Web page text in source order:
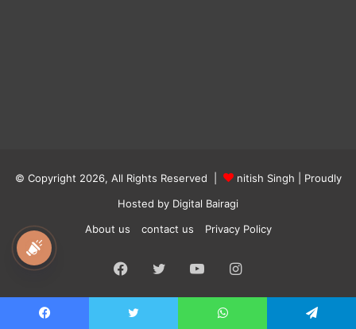
© Copyright 2026, All Rights Reserved | nitish Singh | Proudly
Hosted by Digital Bairagi
About us
contact us Privacy Policy
Facebook
Twitter YouTubeInstagram